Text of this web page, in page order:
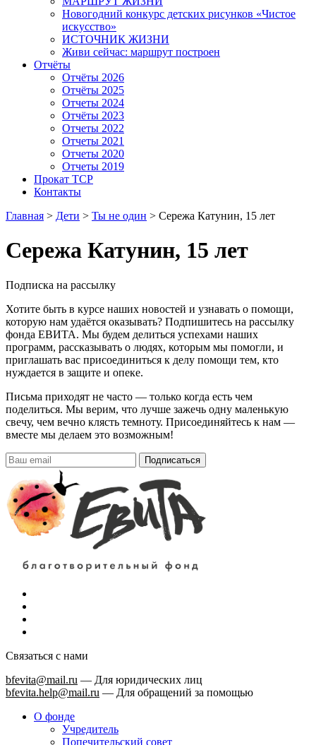
Новогодний конкурс детских рисунков «Чистое
искусство»
ИСТОЧНИК ЖИЗНИ
Живи сейчас: маршрут построен
Отчёты
Отчёты 2026
Отчёты 2025
Отчеты 2024
Отчёты 2023
Отчеты 2022
Отчеты 2021
Отчеты 2020
Отчеты 2019
Прокат ТСР
Контакты
Главная > Дети > Ты не один > Сережа Катунин, 15 лет
Сережа Катунин, 15 лет
Подписка на рассылку
Хотите быть в курсе наших новостей и узнавать о помощи,
которую нам удаётся оказывать? Подпишитесь на рассылку
фонда ЕВИТА. Мы будем делиться успехами наших
программ, рассказывать о людях, которым мы помогли, и
приглашать вас присоединиться к делу помощи тем, кто
нуждается в защите и опеке.
Письма приходят не часто — только когда есть чем
поделиться. Мы верим, что лучше зажечь одну маленькую
свечу, чем вечно клясть темноту. Присоединяйтесь к нам —
вместе мы делаем это возможным!
Подписаться
Связаться с нами
bfevita@mail.ru — Для юридических лиц
bfevita.help@mail.ru — Для обращений за помощью
О фонде
Учредитель
Попечительский совет